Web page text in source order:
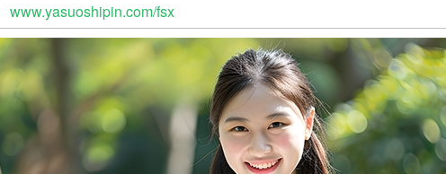
www.yasuoshipin.com/fsx